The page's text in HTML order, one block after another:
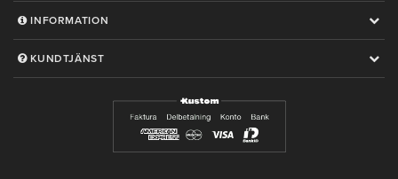
INFORMATION
KUNDTJÄNST